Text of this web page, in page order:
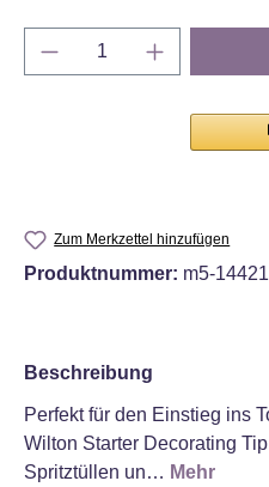
Produkt Anzahl:
Zum Merkzettel hinzufügen
Produktnummer: m5-14421
Beschreibung
Perfekt für den Einstieg ins
Wilton Starter Decorating
Spritztüllen un… Mehr